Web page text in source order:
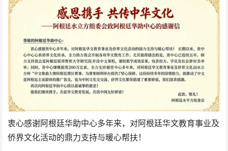
衷心感谢阿根廷华助中心多年来，对阿根廷华文教育事业及
侨界文化活动的鼎力支持与暖心帮扶！